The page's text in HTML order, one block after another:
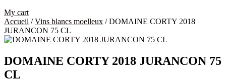
My cart
Accueil /Vins blancs moelleux / DOMAINE CORTY 2018
JURANCON 75 CL
DOMAINE CORTY 2018 JURANCON 75
CL